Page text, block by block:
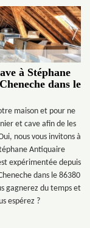
à Stéphane
dans le
maison et pour ne
et cave afin de les
nous vous invitons à
Antiquaire
expérimentée depuis
dans le 86380
gagnerez du temps et
espérez ?